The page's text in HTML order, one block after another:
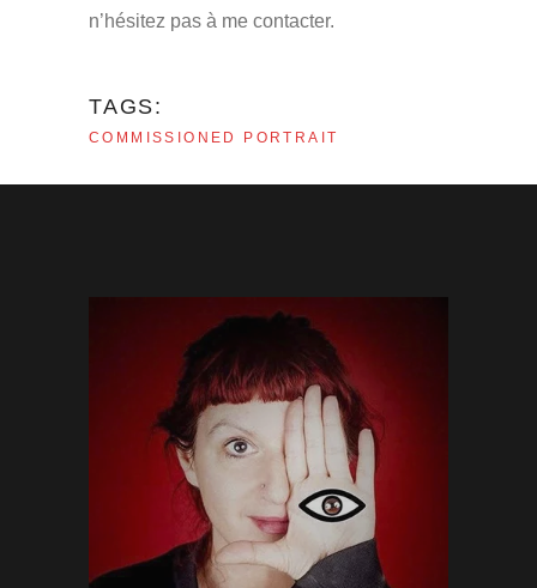
n’hésitez pas à me contacter.
TAGS:
COMMISSIONED PORTRAIT